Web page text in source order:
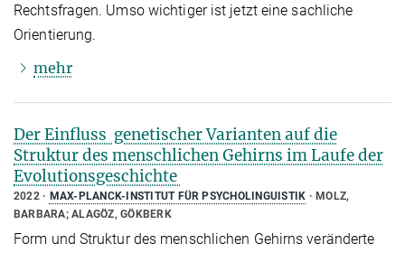
Rechtsfragen. Umso wichtiger ist jetzt eine sachliche
Orientierung.
mehr
Der Einfluss genetischer Varianten auf die
Struktur des menschlichen Gehirns im Laufe der
Evolutionsgeschichte
2022 MAX-PLANCK-INSTITUT FÜR PSYCHOLINGUISTIK
MOLZ,
BARBARA; ALAGÖZ, GÖKBERK
Form und Struktur des menschlichen Gehirns veränderte